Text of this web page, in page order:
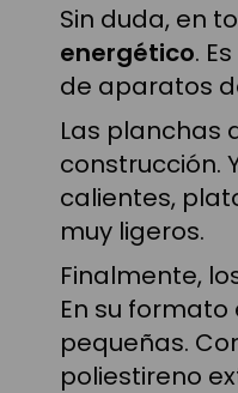
Sin duda, en
energético.
de aparatos
Las planchas
construcción.
calientes,
muy ligeros.
Finalmente,
En su
pequeñas.
poliestireno